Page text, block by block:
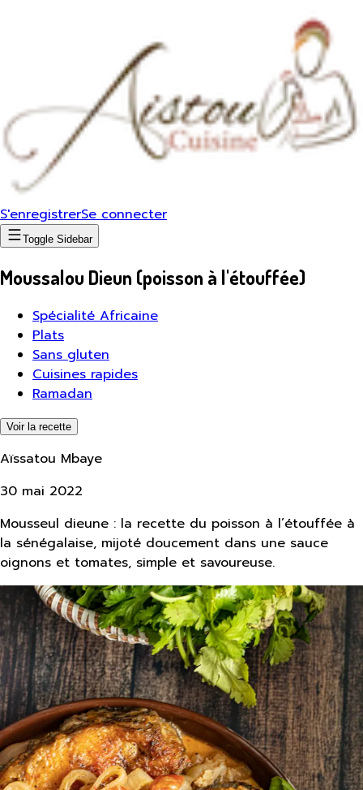
S'enregistrerSe connecter
Toggle Sidebar
Moussalou Dieun (poisson à l'étouffée)
Spécialité Africaine
Plats
Sans gluten
Cuisines rapides
Ramadan
Voir la recette
Aïssatou Mbaye
30 mai 2022
Mousseul dieune : la recette du poisson à l’étouffée à
la sénégalaise, mijoté doucement dans une sauce
oignons et tomates, simple et savoureuse.